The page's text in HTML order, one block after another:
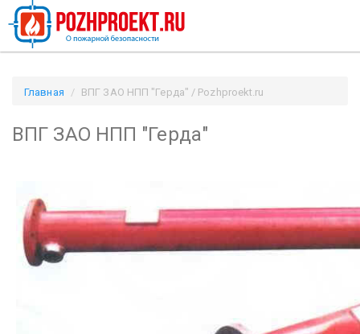
Главная ВПГ ЗАО НПП "Герда" / Pozhproekt.ru
ВПГ ЗАО НПП "Герда"